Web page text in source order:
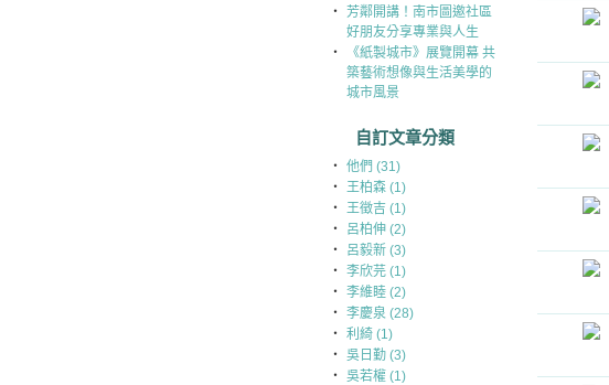
‧ 芳鄰開講！南市圖邀社區
好朋友分享專業與人生
‧
《紙製城市》展覽開幕 共
築藝術想像與生活美學的
城市風景
自訂文章分類
‧ 他們 (31)
‧ 王柏森 (1)
‧ 王徵吉 (1)
‧
呂柏伸 (2)
‧
呂毅新 (3)
‧ 李欣芫 (1)
‧ 李維睦 (2)
‧ 李慶泉 (28)
‧ 利綺 (1)
‧ 吳日勤 (3)
‧ 吳若權 (1)